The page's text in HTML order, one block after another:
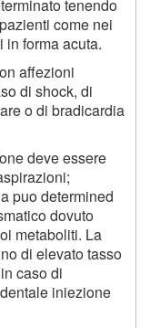
tenendo
come nei
forma acuta.
affezioni
di shock, di
o di bradicardia
deve essere
puo determined
dovuto
metaboliti. La
di elevato tasso
caso di
iniezione